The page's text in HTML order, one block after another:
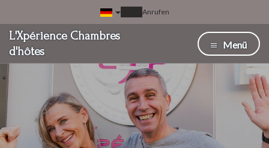
Anrufen
L'Xpérience Chambres
d'hôtes
Menü